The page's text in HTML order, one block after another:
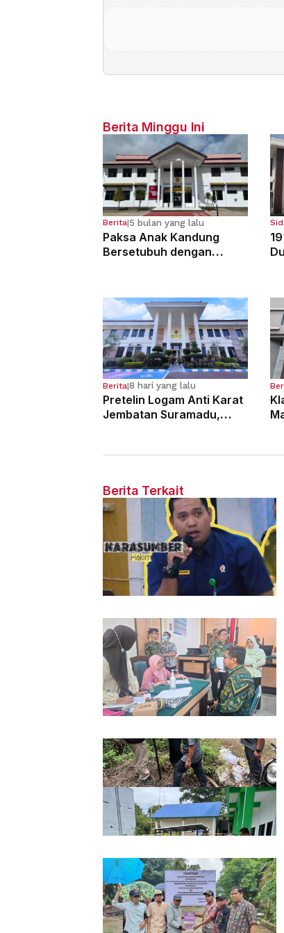
Berita Minggu Ini
Berita|5 bulan yang lalu
Paksa Anak Kandung
Bersetubuh dengan
Berita|8 hari yang lalu
Pretelin Logam Anti Karat
Jembatan Suramadu,
Berita Terkait